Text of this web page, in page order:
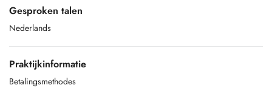
Gesproken talen
Nederlands
Praktijkinformatie
Betalingsmethodes